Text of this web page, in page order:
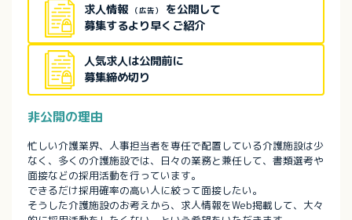
求人情報 （広告）
を公開して
募集するより早くご紹介
人気求人は公開前に
募集締め切り
非公開の理由
忙しい介護業界、人事担当者を専任で配置している介護施設は少
なく、多くの介護施設では、日々の業務と兼任して、書類選考や
面接などの採用活動を行っています。
できるだけ採用確率の高い人に絞って面接したい。
そうした介護施設のお考えから、求人情報をWeb掲載して、大々